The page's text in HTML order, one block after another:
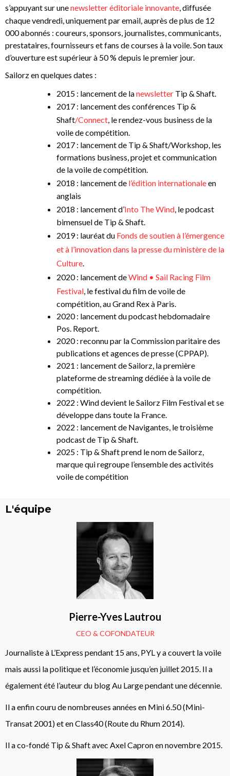
s’appuyant sur unenewsletter éditoriale innovante, diffusée
chaque vendredi, uniquement par email, auprès de plus de 12
000 abonnés : coureurs, sponsors, journalistes, communicants,
prestataires, fournisseurs et fans de courses à la voile. Son taux
d’ouverture est supérieur à 50 % depuis le premier jour.
Sailorz en quelques dates :
2015 : lancement de lanewsletter Tip & Shaft.
2017 : lancement des conférences Tip &
Shaft/Connect, le rendez-vous business de la
voile de compétition.
2017 : lancement de Tip & Shaft/Workshop, les
formations business, projet et communication
de la voile de compétition.
2018 : lancement de l’édition internationaleen
anglais
2018 : lancement d’Into The Wind, le podcast
bimensuel de Tip & Shaft.
2019 : lauréat du Fonds de soutien à l’émergence
et à l’innovation dans la presse du ministère de la
Culture.
2020 : lancement deWind • Sail Racing Film
Festival, le festival du film de voile de
compétition, au Grand Rex à Paris.
2020 : lancement du podcast hebdomadaire
Pos. Report.
2020 : reconnu par la Commission paritaire des
publications et agences de presse (CPPAP).
2021 : lancement de Sailorz, la première
plateforme de streaming dédiée à la voile de
compétition.
2022 : Wind devient le Sailorz Film Festival et se
développe dans toute la France.
2022 : lancement de Navigantes, le troisième
podcast de Tip & Shaft.
2025 : Tip & Shaft prend le nom de Sailorz,
marque qui regroupe l’ensemble des activités
voile de compétition
L'équipe
Pierre-Yves Lautrou
CEO & COFONDATEUR
Journaliste à L’Express pendant 15 ans, PYL y a couvert la voile
mais aussi la politique et l’économie jusqu’en juillet 2015. Il a
également été l’auteur du blog Au Large pendant une décennie.
Il a enfin couru de nombreuses années en Mini 6.50 (Mini-
Transat 2001) et en Class40 (Route du Rhum 2014).
Il a co-fondé Tip & Shaft avec Axel Capron en novembre 2015.